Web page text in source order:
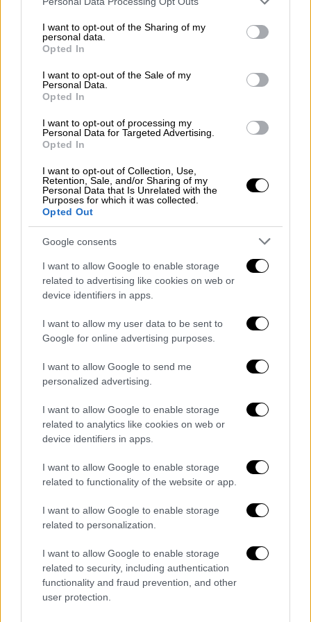
not limited to your visit or usage behaviour. You may click to
grant or deny consent to Google and its third-party tags to
use your data for below specified purposes in below Google
consent section.
I want to opt-out of the Sharing of my
personal data.
Opted In
I want to opt-out of the Sale of my
Personal Data.
Opted In
I want to opt-out of processing my
Personal Data for Targeted Advertising.
Opted In
I want to opt-out of Collection, Use,
Retention, Sale, and/or Sharing of my
Personal Data that Is Unrelated with the
Purposes for which it was collected.
Opted Out
Google consents
I want to allow Google to enable storage
related to advertising like cookies on web or
device identifiers in apps.
I want to allow my user data to be sent to
Google for online advertising purposes.
I want to allow Google to send me
personalized advertising.
I want to allow Google to enable storage
related to analytics like cookies on web or
device identifiers in apps.
I want to allow Google to enable storage
related to functionality of the website or app.
I want to allow Google to enable storage
related to personalization.
I want to allow Google to enable storage
related to security, including authentication
functionality and fraud prevention, and other
user protection.
«Ήρθα από την Ελβετία άυπνος, άφησα τη
δουλειά μου για να κυνηγήσω τον Καραμανλή
για τα αυτονόητα»
δήλωσε έξω από το
εκφράζοντας, παράλληλα, την απαισιοδοξία
του για την έκβαση της υπόθεσης.
«Εγώ ξέρω ότι αν οδηγήσω επικίνδυνα και
χτυπήσω κάποιον, θα μπω φυλακή. Εδώ, με
πραγματικά στον αέρα χωρίς κανένα σύστημα
ασφάλειας, ο υπουργός είναι σπίτι του.
Δυστυχώς, έτσι όπως πάνε τα πράγματα, δεν
βλέπω να βρίσκουμε δίκιο, αν και μακάρι να
βγω ψεύτης»
υπουργείο το ήξερε»
Η δικηγόρος των οικογενειών Μπόζου και
Κυριακίδη,Μαίρη Χατζηκωνσταντίνου
κίνησης, τονίζοντας πως ο στόχος είναι να
αποδοθούν οι πραγματικές κακουργηματικές
ευθύνες.